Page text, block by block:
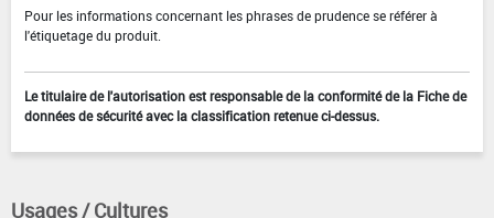
Pour les informations concernant les phrases de prudence se référer à
l'étiquetage du produit.
Le titulaire de l'autorisation est responsable de la conformité de la Fiche de
données de sécurité avec la classification retenue ci-dessus.
Usages / Cultures